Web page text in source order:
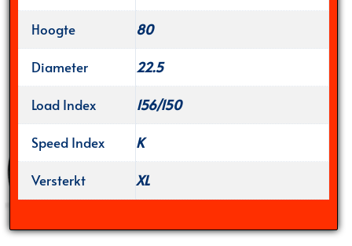
Hoogte
80
Diameter
22.5
Load Index
156/150
Speed Index
K
Versterkt
XL